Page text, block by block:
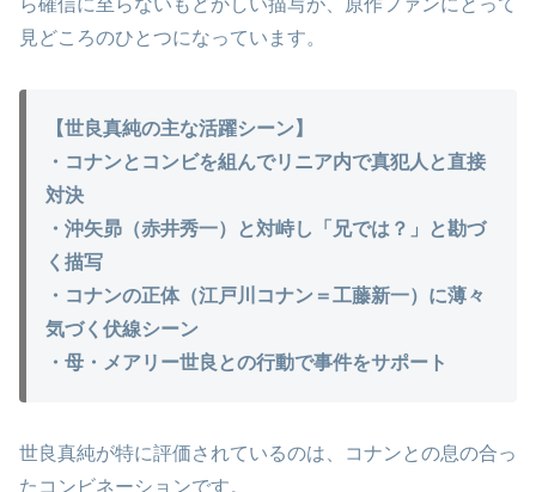
ら確信に至らないもどかしい描写が、原作ファンにとって
見どころのひとつになっています。
【世良真純の主な活躍シーン】
・コナンとコンビを組んでリニア内で真犯人と直接
対決
・沖矢昴（赤井秀一）と対峙し「兄では？」と勘づ
く描写
・コナンの正体（江戸川コナン＝工藤新一）に薄々
気づく伏線シーン
・母・メアリー世良との行動で事件をサポート
世良真純が特に評価されているのは、コナンとの息の合っ
たコンビネーションです。